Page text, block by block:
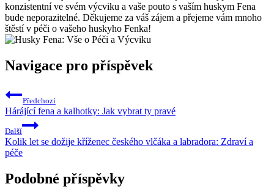
konzistentní ve svém výcviku a vaše pouto s vaším huskym Fena
bude neporazitelné. Děkujeme za váš zájem a přejeme vám mnoho
štěstí v péči o vašeho huskyho Fenka!
Navigace pro příspěvek
Předchozí
Hárájící fena a kalhotky: Jak vybrat ty pravé
Další
Kolik let se dožije kříženec českého vlčáka a labradora: Zdraví a
péče
Podobné příspěvky